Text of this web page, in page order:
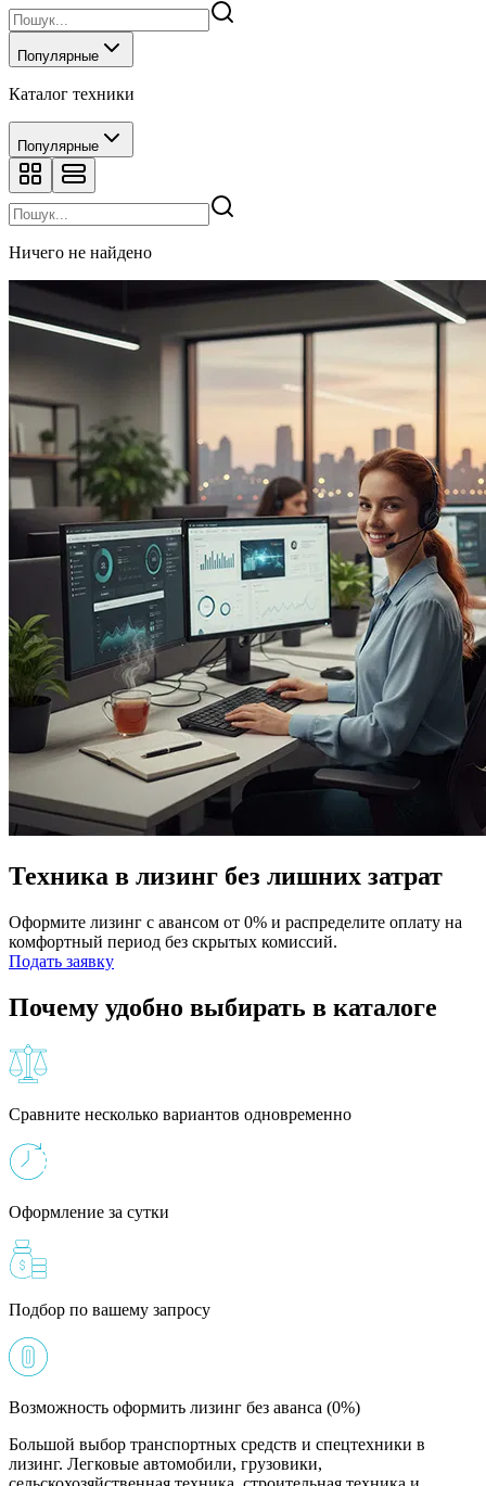
Популярные
Каталог техники
Популярные
Ничего не найдено
Техника в лизинг без лишних затрат
Оформите лизинг с авансом от 0% и распределите оплату на
комфортный период без скрытых комиссий.
Подать заявку
Почему удобно выбирать в каталоге
Сравните несколько вариантов одновременно
Оформление за сутки
Подбор по вашему запросу
Возможность оформить лизинг без аванса (0%)
Большой выбор транспортных средств и спецтехники в
лизинг. Легковые автомобили, грузовики,